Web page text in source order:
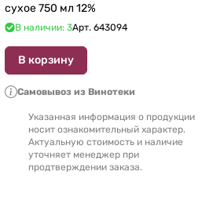
сухое 750 мл 12%
В наличии: 3Арт. 643094
В корзину
Самовывоз из Винотеки
Указанная информация о продукции
носит ознакомительный характер.
Актуальную стоимость и наличие
уточняет менеджер при
продтверждении заказа.